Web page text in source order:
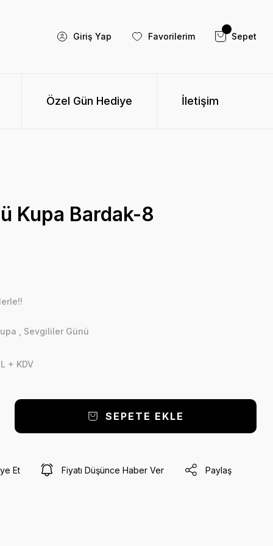
Giriş Yap Favorilerim Sepet
Özel Gün Hediye İletişim
Kupa Bardak-8
Sevgililer Günü
+ KDV
SEPETE EKLE
Et Fiyatı Düşünce Haber Ver Paylaş